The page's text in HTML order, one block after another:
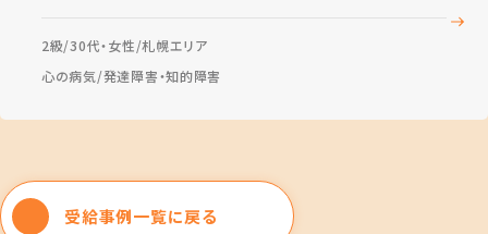
2級 30代・女性 札幌エリア
心の病気 発達障害・知的障害
受給事例一覧に戻る